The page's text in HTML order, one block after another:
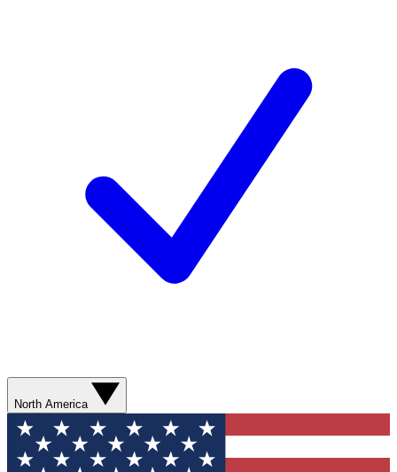
North America